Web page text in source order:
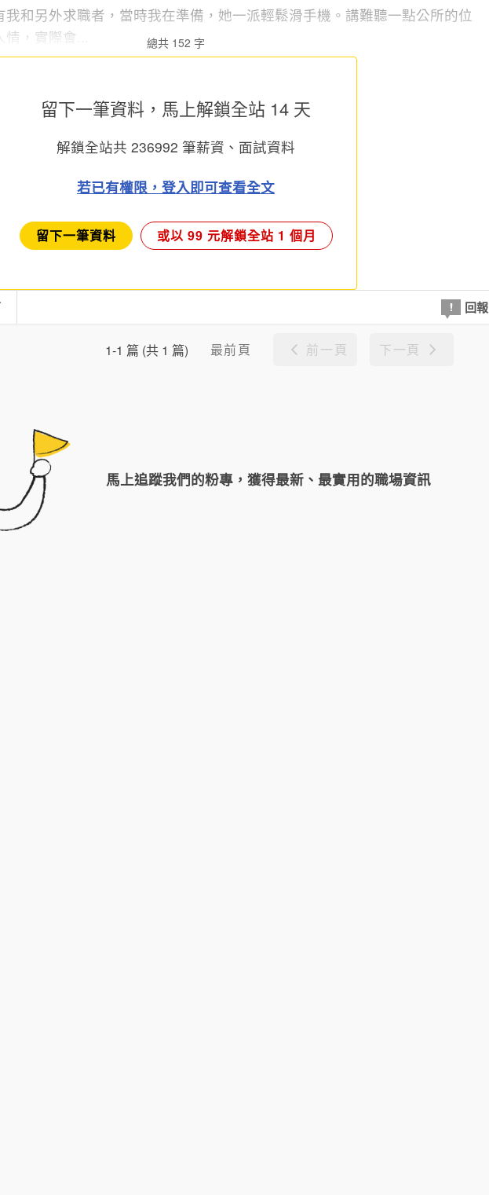
和另外求職者，當時我在準備，她一派輕鬆滑手機。講難聽一點公所的位
，實際會...
總共 152 字
留下一筆資料，馬上解鎖全站 14 天
解鎖全站共 236992 筆薪資、面試資料
若已有權限，登入即可查看全文
留下一筆資料 或以 99 元解鎖全站 1 個月
回報
1-1 篇 (共 1 篇) 最前頁 前一頁 下一頁
馬上追蹤我們的粉專，獲得最新、最實用的職場資訊